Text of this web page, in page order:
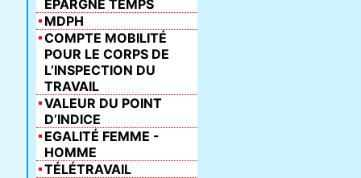
ÉPARGNE TEMPS
MDPH
COMPTE MOBILITÉ
POUR LE CORPS DE
L’INSPECTION DU
TRAVAIL
VALEUR DU POINT
D’INDICE
EGALITÉ FEMME -
HOMME
TÉLÉTRAVAIL